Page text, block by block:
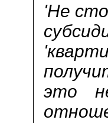
'Не
это